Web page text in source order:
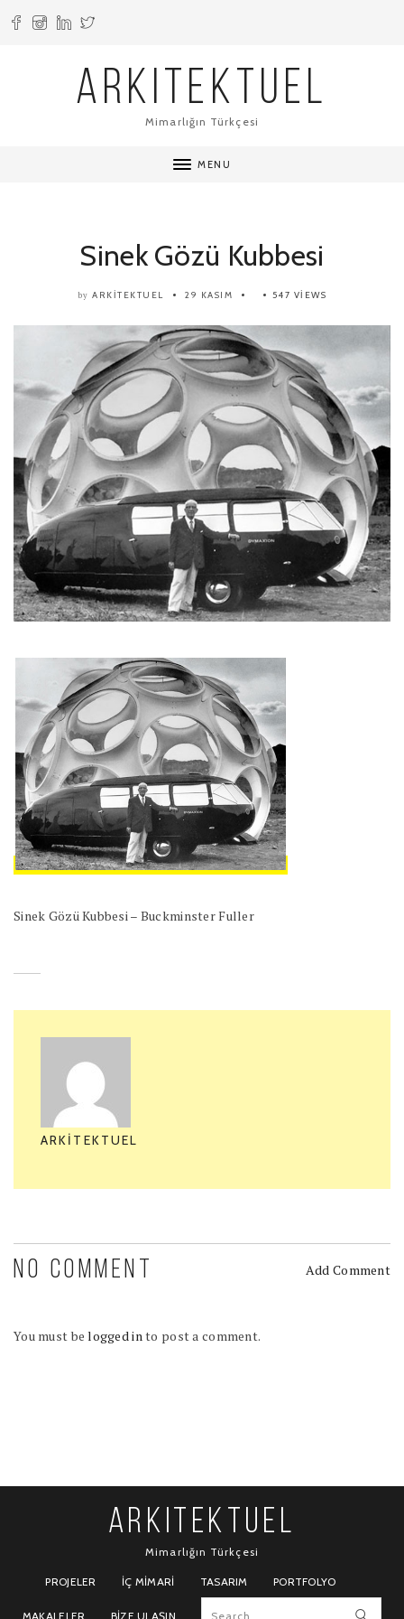
ARKITEKTUEL
Mimarlığın Türkçesi
MENU
Sinek Gözü Kubbesi
by ARKITEKTUEL 29 KASIM 547 VIEWS
Sinek Gözü Kubbesi – Buckminster Fuller
ARKITEKTUEL
NO COMMENT Add Comment
You must belogged into post a comment.
ARKITEKTUEL
Mimarlığın Türkçesi
PROJELER İÇ MIMARI TASARIM PORTFOLYO
MAKALELER BIZE ULAŞIN